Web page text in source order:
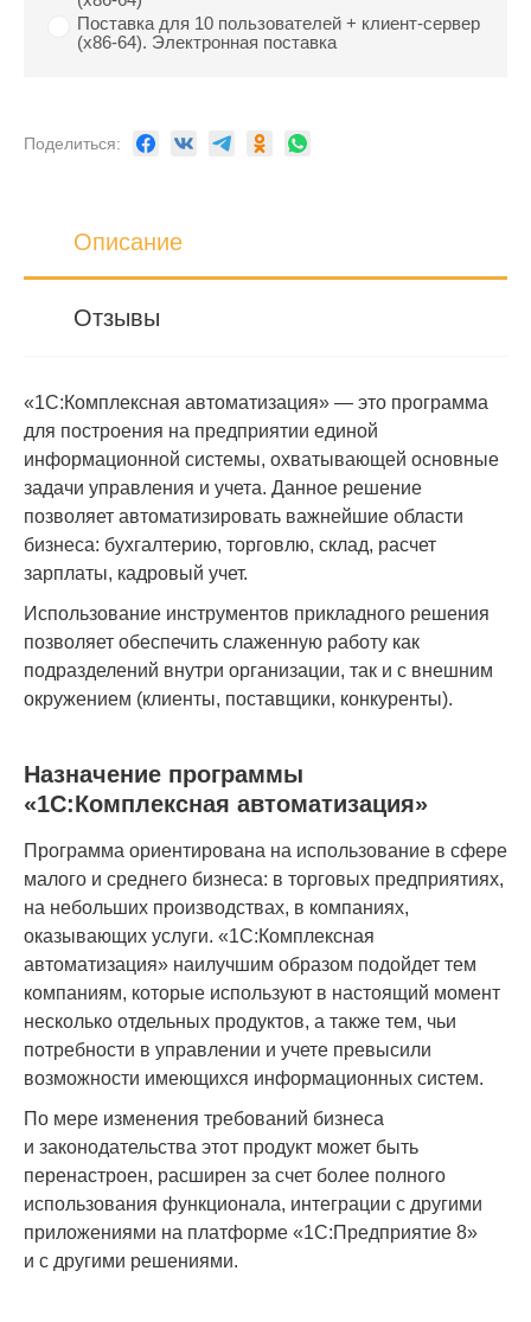
Поставка для 10 пользователей + клиент-сервер
(x86-64). Электронная поставка
Поделиться:
Описание
Отзывы
«1С:Комплексная автоматизация» — это программа
для построения на предприятии единой
информационной системы, охватывающей основные
задачи управления и учета. Данное решение
позволяет автоматизировать важнейшие области
бизнеса: бухгалтерию, торговлю, склад, расчет
зарплаты, кадровый учет.
Использование инструментов прикладного решения
позволяет обеспечить слаженную работу как
подразделений внутри организации, так и с внешним
окружением (клиенты, поставщики, конкуренты).
Назначение программы
«1С:Комплексная автоматизация»
Программа ориентирована на использование в сфере
малого и среднего бизнеса: в торговых предприятиях,
на небольших производствах, в компаниях,
оказывающих услуги. «1С:Комплексная
автоматизация» наилучшим образом подойдет тем
компаниям, которые используют в настоящий момент
несколько отдельных продуктов, а также тем, чьи
потребности в управлении и учете превысили
возможности имеющихся информационных систем.
По мере изменения требований бизнеса
и законодательства этот продукт может быть
перенастроен, расширен за счет более полного
использования функционала, интеграции с другими
приложениями на платформе «1С:Предприятие 8»
и с другими решениями.